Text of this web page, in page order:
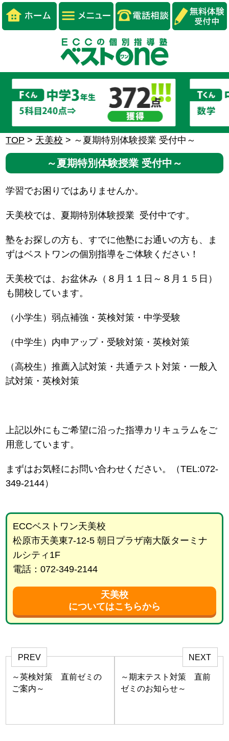
TOP > 天美校 > ～夏期特別体験授業 受付中～
～夏期特別体験授業 受付中～
学習でお困りではありませんか。
天美校では、夏期特別体験授業 受付中です。
塾をお探しの方も、すでに他塾にお通いの方も、ま
ずはベストワンの個別指導をご体験ください！
天美校では、お盆休み（８月１１日～８月１５日）
も開校しています。
（小学生）弱点補強・英検対策・中学受験
（中学生）内申アップ・受験対策・英検対策
（高校生）推薦入試対策・共通テスト対策・一般入
試対策・英検対策
上記以外にもご希望に沿った指導カリキュラムをご
用意しています。
まずはお気軽にお問い合わせください。（TEL:072-
349-2144）
ECCベストワン天美校
松原市天美東7-12-5 朝日プラザ南大阪ターミナ
ルシティ1F
電話：072-349-2144
天美校
についてはこちらから
PREV
～英検対策 直前ゼミの
ご案内～
NEXT
～期末テスト対策 直前
ゼミのお知らせ～